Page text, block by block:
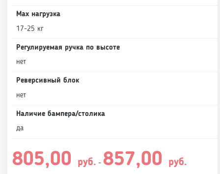
Max нагрузка
17-25 кг
Регулируемая ручка по высоте
нет
Реверсивный блок
нет
Наличие бампера/столика
да
805,00 руб. – 857,00 руб.